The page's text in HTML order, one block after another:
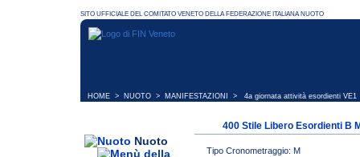
HOME > NUOTO > MANIFESTAZIONI > 4a giornata attività esordienti VE1
Nuoto
400 Stile Libero Esordienti B
Tipo Cronometraggio: M